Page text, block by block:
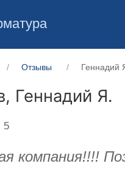
Отзывы Геннадий
Геннадий Я.
компания!!!!